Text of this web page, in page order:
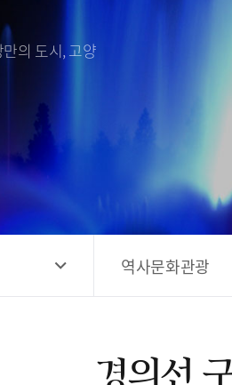
들이
나들이
의길
고양시
광협의회
션뷰로
구석구석
전자관
관광안
만의 도시, 고양
역사문화관광
경의선